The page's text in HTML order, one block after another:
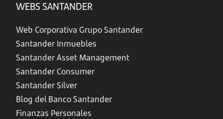
WEBS SANTANDER
Web Corporativa Grupo Santander
Santander Inmuebles
Santander Asset Management
Santander Consumer
Santander Silver
Blog del Banco Santander
Finanzas Personales